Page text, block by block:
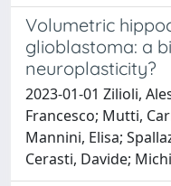
Volumetric
glioblastoma: a
neuroplasticity?
2023-01-01 Zilioli,
Francesco; Mutti,
Mannini, Elisa;
Cerasti, Davide;